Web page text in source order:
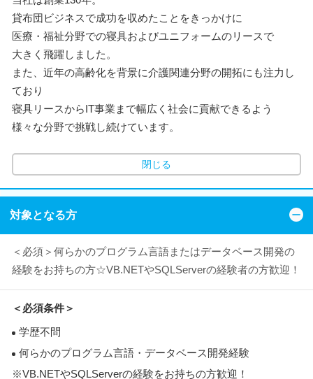
貸布団ビジネスで成功を収めたことをきっかけに
医療・福祉分野での寝具およびユニフォームのリースで
大きく飛躍しました。
また、近年の高齢化を背景に介護関連分野の開拓にも注力し
ており
寝具リースからIT事業まで幅広く社会に貢献できるよう
様々な分野で挑戦し続けています。
閉じる
対象となる方
＜必須＞何らかのプログラム言語またはデータベース開発の
経験をお持ちの方☆VB.NETやSQLServerの経験者の方歓迎！
＜必須条件＞
学歴不問
何らかのプログラム言語・データベース開発経験
※VB.NETやSQLServerの経験をお持ちの方歓迎！